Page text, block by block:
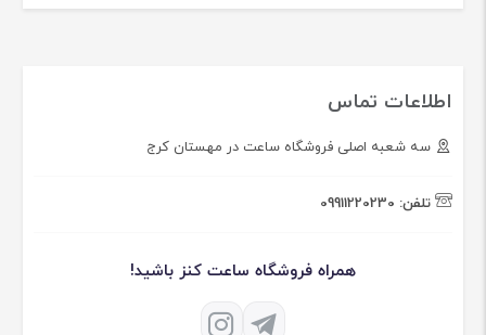
اطلاعات تماس
سه شعبه اصلی فروشگاه ساعت در مهستان کرج
تلفن: 09911220230
همراه فروشگاه ساعت کنز باشید!